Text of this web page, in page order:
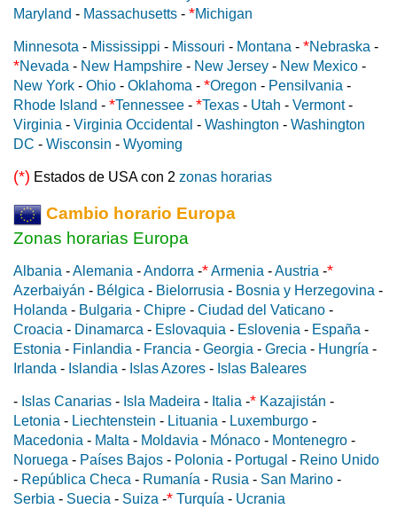
Maryland - Massachusetts - *Michigan
Minnesota - Mississippi - Missouri - Montana - *Nebraska -
*Nevada - New Hampshire - New Jersey - New Mexico -
New York - Ohio - Oklahoma - *Oregon - Pensilvania -
Rhode Island - *Tennessee - *Texas - Utah - Vermont-
Virginia - Virginia Occidental - Washington - Washington
DC - Wisconsin - Wyoming
(*) Estados de USA con 2 zonas horarias
Cambio horario Europa
Zonas horarias Europa
Albania -Alemania -Andorra -*Armenia -Austria -*
Azerbaiyán - Bélgica - Bielorrusia - Bosnia y Herzegovina -
Holanda - Bulgaria - Chipre - Ciudad del Vaticano -
Croacia - Dinamarca - Eslovaquia - Eslovenia - España -
Estonia - Finlandia - Francia - Georgia - Grecia - Hungría -
Irlanda - Islandia - Islas Azores - Islas Baleares
- Islas Canarias - Isla Madeira - Italia -* Kazajistán -
Letonia - Liechtenstein - Lituania - Luxemburgo -
Macedonia - Malta - Moldavia - Mónaco - Montenegro -
Noruega - Países Bajos - Polonia - Portugal - Reino Unido
- República Checa - Rumanía - Rusia - San Marino -
Serbia - Suecia - Suiza -* Turquía - Ucrania